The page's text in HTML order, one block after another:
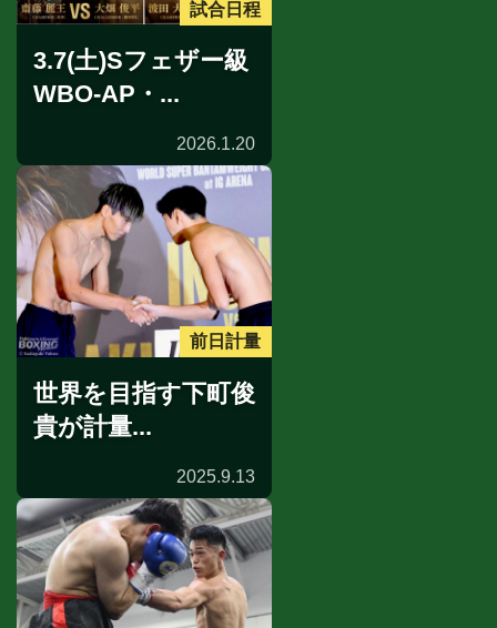
試合日程
3.7(土)Sフェザー級
WBO-AP・...
2026.1.20
前日計量
世界を目指す下町俊
貴が計量...
2025.9.13